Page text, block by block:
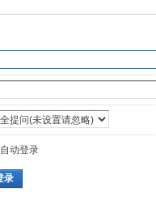
自动登录
录